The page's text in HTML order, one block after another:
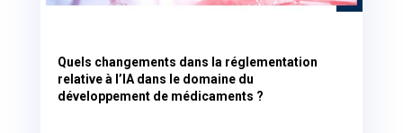
Quels changements dans la réglementation
relative à l’IA dans le domaine du
développement de médicaments ?